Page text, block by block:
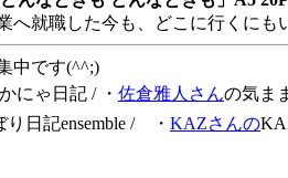
へ就職した今も、どこに行くに
中です(^^;)
にゃ日記 / ・ 佐倉雅人さんの気ま
り日記ensemble / ・ KAZさんの